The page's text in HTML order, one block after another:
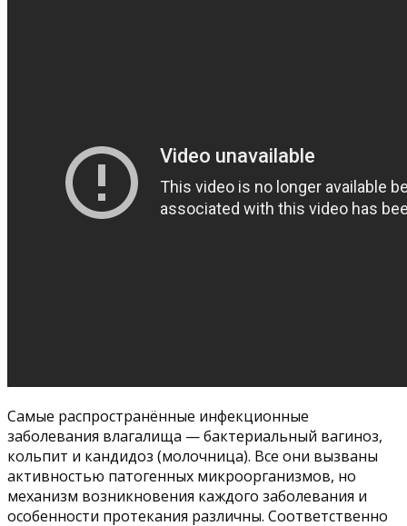
Самые распространённые инфекционные
заболевания влагалища — бактериальный вагиноз,
кольпит и кандидоз (молочница). Все они вызваны
активностью патогенных микроорганизмов, но
механизм возникновения каждого заболевания и
особенности протекания различны. Соответственно